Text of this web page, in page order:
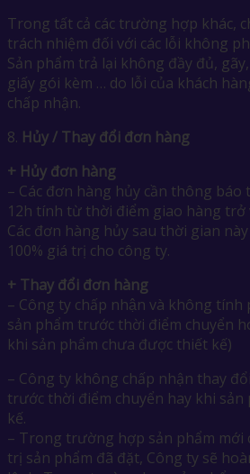
Trong tất cả các trường hợp khác,
trách nhiệm đối với các lỗi không
Sản phẩm trả lại không đầy đủ,
giấy gói kèm … do lỗi của khách
chấp nhận.
8. Hủy / Thay đổi đơn hàng
+ Hủy đơn hàng
– Các đơn hàng hủy cần thông
12h tính từ thời điểm giao hàng trở
Các đơn hàng hủy sau thời gian
100% giá trị cho công ty.
+ Thay đổi đơn hàng
– Công ty chấp nhận và không tính
sản phẩm trước thời điểm chuyển
khi sản phẩm chưa được thiết kế)
– Công ty không chấp nhận thay
trước thời điểm chuyển hay khi
kế.
– Trong trường hợp sản phẩm mới
trị sản phẩm đã đặt, Công ty sẽ